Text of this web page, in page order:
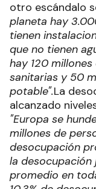
otro escándalo
planeta hay
tienen
que no tienen
hay 120
sanitarias y 50
potable".La
alcanzado
"Europa se
millones de
desocupación
la desocupación
promedio en